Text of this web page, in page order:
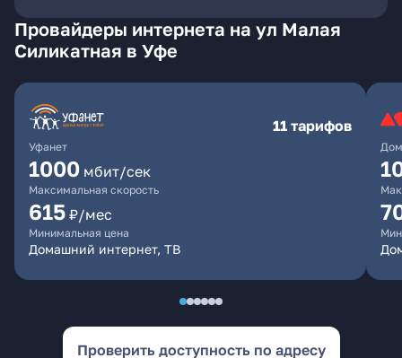
Провайдеры интернета на ул Малая
Силикатная в Уфе
Уфанет
11 тарифов
1000 мбит/сек
Максимальная скорость
615 ₽/мес
Минимальная цена
Домашний интернет, ТВ
Проверить доступность по адресу